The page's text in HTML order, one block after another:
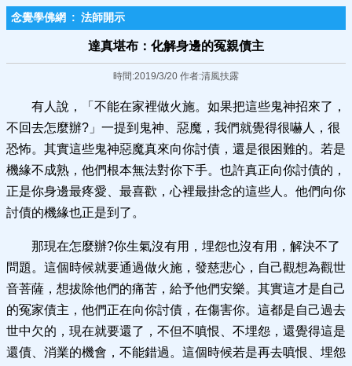
念覺學佛網 : 法師開示
達真堪布：化解身邊的冤親債主
時間:2019/3/20 作者:清風扶露
有人說，「不能在家裡做火施。如果把這些鬼神招來了，
不回去怎麼辦?」一提到鬼神、惡魔，我們就覺得很嚇人，很
恐怖。其實這些鬼神惡魔真來向你討債，還是很困難的。若是
機緣不成熟，他們根本無法對你下手。也許真正向你討債的，
正是你身邊最疼愛、最喜歡，心裡最掛念的這些人。他們向你
討債的機緣也正是到了。
那現在怎麼辦?你生氣沒有用，埋怨也沒有用，解決不了
問題。這個時候就要通過做火施，發慈悲心，自己觀想為觀世
音菩薩，想拔除他們的痛苦，給予他們安樂。其實這才是自己
的冤家債主，他們正在向你討債，在傷害你。這都是自己過去
世中欠的，現在就要還了，不但不嗔恨、不埋怨，還覺得這是
還債、消業的機會，不能錯過。這個時候若是再去嗔恨、埋怨